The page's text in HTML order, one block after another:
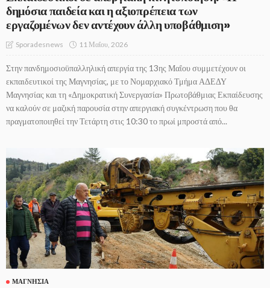
δημόσια παιδεία και η αξιοπρέπεια των
εργαζομένων δεν αντέχουν άλλη υποβάθμιση»
Sporadesnews 11 Μαΐου, 2026
Στην πανδημοσιοϋπαλληλική απεργία της 13ης Μαΐου συμμετέχουν οι
εκπαιδευτικοί της Μαγνησίας, με το Νομαρχιακό Τμήμα ΑΔΕΔΥ
Μαγνησίας και τη «Δημοκρατική Συνεργασία» Πρωτοβάθμιας Εκπαίδευσης
να καλούν σε μαζική παρουσία στην απεργιακή συγκέντρωση που θα
πραγματοποιηθεί την Τετάρτη στις 10:30 το πρωί μπροστά από...
ΜΑΓΝΗΣΊΑ